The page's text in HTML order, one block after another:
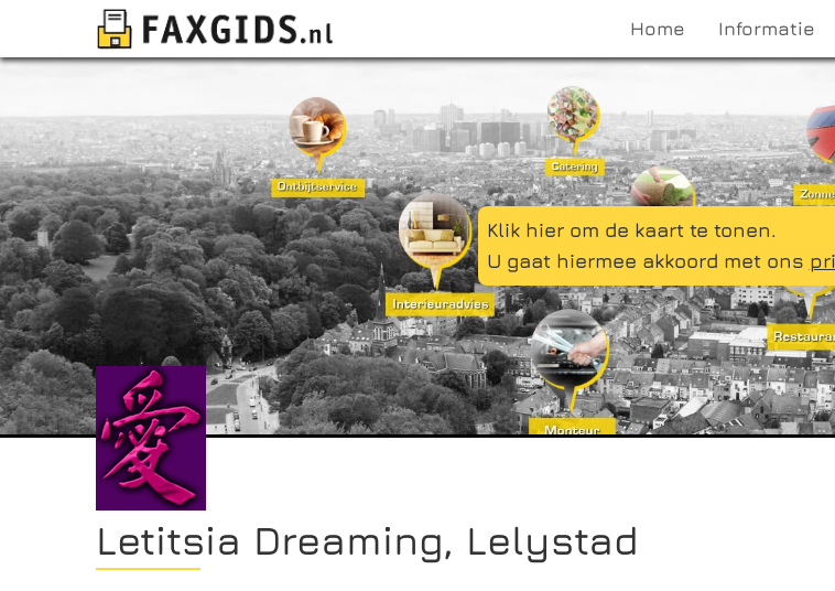
Home Informatie
Klik hier om de kaart te tonen.
U gaat hiermee akkoord met ons
Letitsia Dreaming, Lelystad